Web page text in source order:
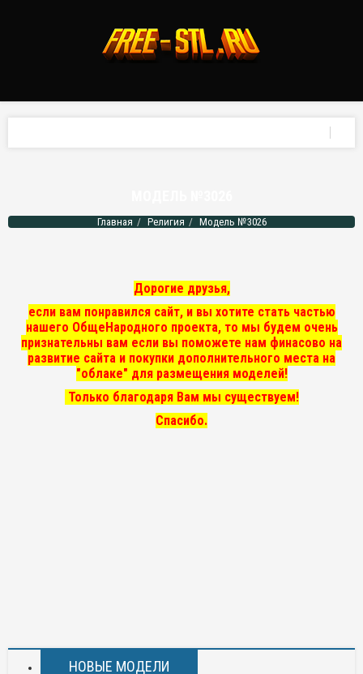
Главная Религия Модель №3026
Дорогие друзья,
если вам понравился сайт, и вы хотите стать частью
нашего ОбщеНародного проекта, то мы будем очень
признательны вам если вы поможете нам финасово на
развитие сайта и покупки дополнительного места на
"облаке" для размещения моделей!
Только благодаря Вам мы существуем!
Спасибо.
НОВЫЕ МОДЕЛИ